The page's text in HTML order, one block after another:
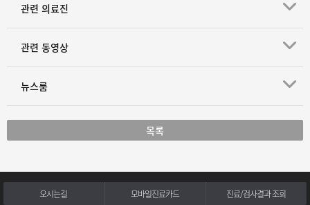
관련 의료진
관련 동영상
뉴스룸
목록
오시는길 모바일진료카드 진료/검사결과 조회